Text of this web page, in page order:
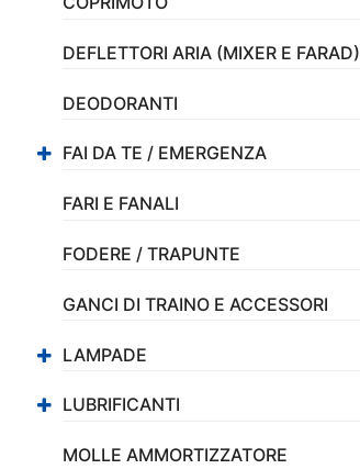
DEFLETTORI ARIA (MIXER E FARAD)
DEODORANTI
FAI DA TE / EMERGENZA
FARI E FANALI
FODERE / TRAPUNTE
GANCI DI TRAINO E ACCESSORI
LAMPADE
LUBRIFICANTI
MOLLE AMMORTIZZATORE